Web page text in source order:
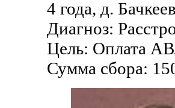
4 года, д.
Диагноз:
Цель: Оплата
Сумма сбора: